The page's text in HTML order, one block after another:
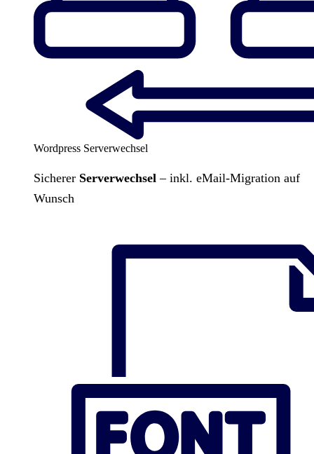
Wordpress Serverwechsel
Sicherer Serverwechsel – inkl. eMail-Migration auf
Wunsch